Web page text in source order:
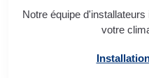
Notre équipe
votre